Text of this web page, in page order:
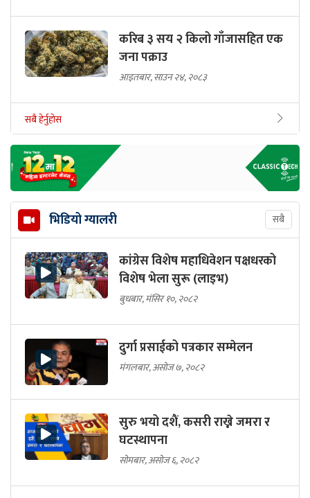
करिब ३ सय २ किलो गाँजासहित एक
जना पक्राउ
आइतबार, साउन २४, २०८३
सबै हेर्नुहोस
भिडियो ग्यालरी सबै
कांग्रेस विशेष महाधिवेशन पक्षधरको
विशेष भेला सुरू (लाइभ)
बुधबार, मंसिर १०, २०८२
दुर्गा प्रसाईको पत्रकार सम्मेलन
मंगलबार, असोज ७, २०८२
सुरु भयो दशैं, कसरी राख्ने जमरा र
घटस्थापना
सोमबार, असोज ६, २०८२